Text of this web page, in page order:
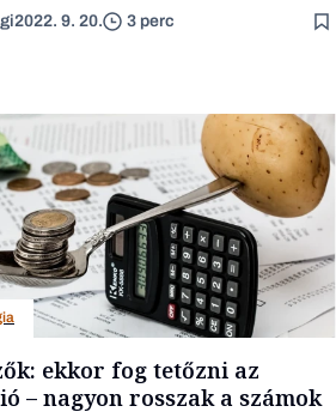
2022. 9. 20. 3 perc
ekkor fog tetőzni az
– nagyon rosszak a számok